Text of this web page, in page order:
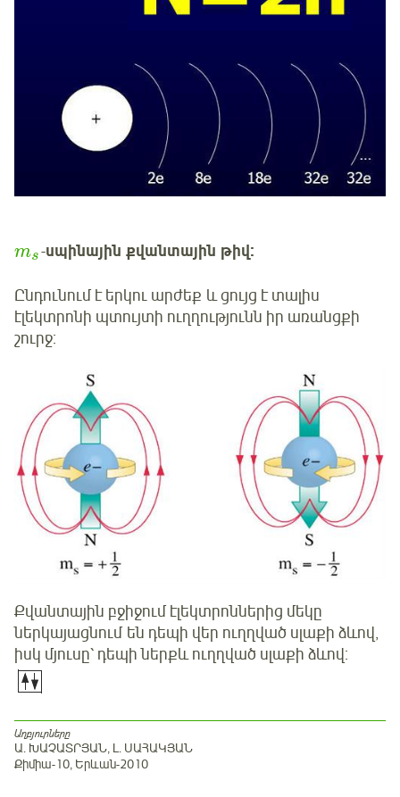
ms-սպինային քվանտային թիվ:
Ընդունում է երկու արժեք և ցույց է տալիս
էլեկտրոնի պտույտի ուղղությունն իր առանցքի
շուրջ:
Քվանտային բջիջում էլեկտրոններից մեկը
ներկայացնում են դեպի վեր ուղղված սլաքի ձևով,
իսկ մյուսը՝ դեպի ներքև ուղղված սլաքի ձևով:
Աղբյուրները
Ա․ ԽԱՉԱՏՐՅԱՆ, Լ․ ՍԱՀԱԿՅԱՆ
Քիմիա-10, Երևան-2010